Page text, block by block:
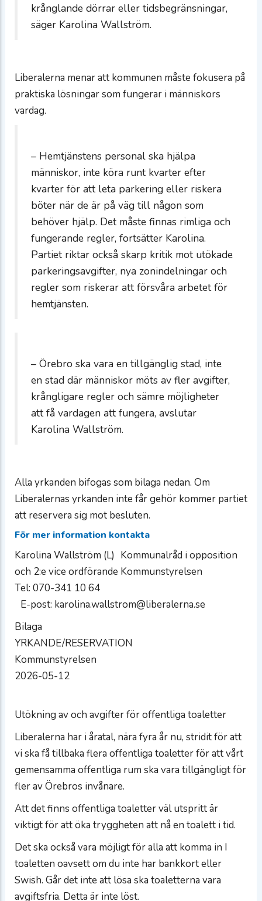
krånglande dörrar eller tidsbegränsningar,
säger Karolina Wallström.
Liberalerna menar att kommunen måste fokusera på
praktiska lösningar som fungerar i människors
vardag.
– Hemtjänstens personal ska hjälpa
människor, inte köra runt kvarter efter
kvarter för att leta parkering eller riskera
böter när de är på väg till någon som
behöver hjälp. Det måste finnas rimliga och
fungerande regler, fortsätter Karolina.
Partiet riktar också skarp kritik mot utökade
parkeringsavgifter, nya zonindelningar och
regler som riskerar att försvåra arbetet för
hemtjänsten.
– Örebro ska vara en tillgänglig stad, inte
en stad där människor möts av fler avgifter,
krångligare regler och sämre möjligheter
att få vardagen att fungera, avslutar
Karolina Wallström.
Alla yrkanden bifogas som bilaga nedan. Om
Liberalernas yrkanden inte får gehör kommer partiet
att reservera sig mot besluten.
För mer information kontakta
Karolina Wallström (L) Kommunalråd i opposition
och 2:e vice ordförande Kommunstyrelsen
Tel: 070-341 10 64
E-post: karolina.wallstrom@liberalerna.se
Bilaga
YRKANDE/RESERVATION
Kommunstyrelsen
2026-05-12
Utökning av och avgifter för offentliga toaletter
Liberalerna har i åratal, nära fyra år nu, stridit för att
vi ska få tillbaka flera offentliga toaletter för att vårt
gemensamma offentliga rum ska vara tillgängligt för
fler av Örebros invånare.
Att det finns offentliga toaletter väl utspritt är
viktigt för att öka tryggheten att nå en toalett i tid.
Det ska också vara möjligt för alla att komma in I
toaletten oavsett om du inte har bankkort eller
Swish. Går det inte att lösa ska toaletterna vara
avgiftsfria. Detta är inte löst.